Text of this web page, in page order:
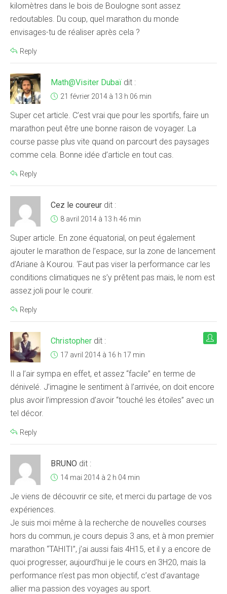
kilomètres dans le bois de Boulogne sont assez
redoutables. Du coup, quel marathon du monde
envisages-tu de réaliser après cela ?
Reply
Math@Visiter Dubaï dit :
21 février 2014 à 13 h 06 min
Super cet article. C’est vrai que pour les sportifs, faire un
marathon peut être une bonne raison de voyager. La
course passe plus vite quand on parcourt des paysages
comme cela. Bonne idée d’article en tout cas.
Reply
Cez le coureur dit :
8 avril 2014 à 13 h 46 min
Super article. En zone équatorial, on peut également
ajouter le marathon de l’espace, sur la zone de lancement
d’Ariane à Kourou. ‘Faut pas viser la performance car les
conditions climatiques ne s’y prêtent pas mais, le nom est
assez joli pour le courir.
Reply
Christopher dit :
17 avril 2014 à 16 h 17 min
Il a l’air sympa en effet, et assez “facile” en terme de
dénivelé. J’imagine le sentiment à l’arrivée, on doit encore
plus avoir l’impression d’avoir “touché les étoiles” avec un
tel décor.
Reply
BRUNO dit :
14 mai 2014 à 2 h 04 min
Je viens de découvrir ce site, et merci du partage de vos
expériences.
Je suis moi même à la recherche de nouvelles courses
hors du commun, je cours depuis 3 ans, et à mon premier
marathon “TAHITI”, j’ai aussi fais 4H15, et il y a encore de
quoi progresser, aujourd’hui je le cours en 3H20, mais la
performance n’est pas mon objectif, c’est d’avantage
allier ma passion des voyages au sport.